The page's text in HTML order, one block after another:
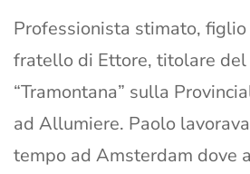
Professionista stimato, figlio
fratello di Ettore, titolare
“Tramontana” sulla
ad Allumiere. Paolo
tempo ad Amsterdam dove